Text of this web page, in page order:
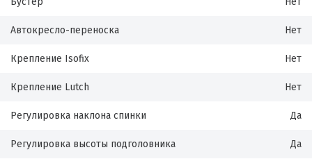
Автокресло-переноска Нет
Крепление Isofix Нет
Крепление Lutch Нет
Регулировка наклона спинки Да
Регулировка высоты подголовника Да